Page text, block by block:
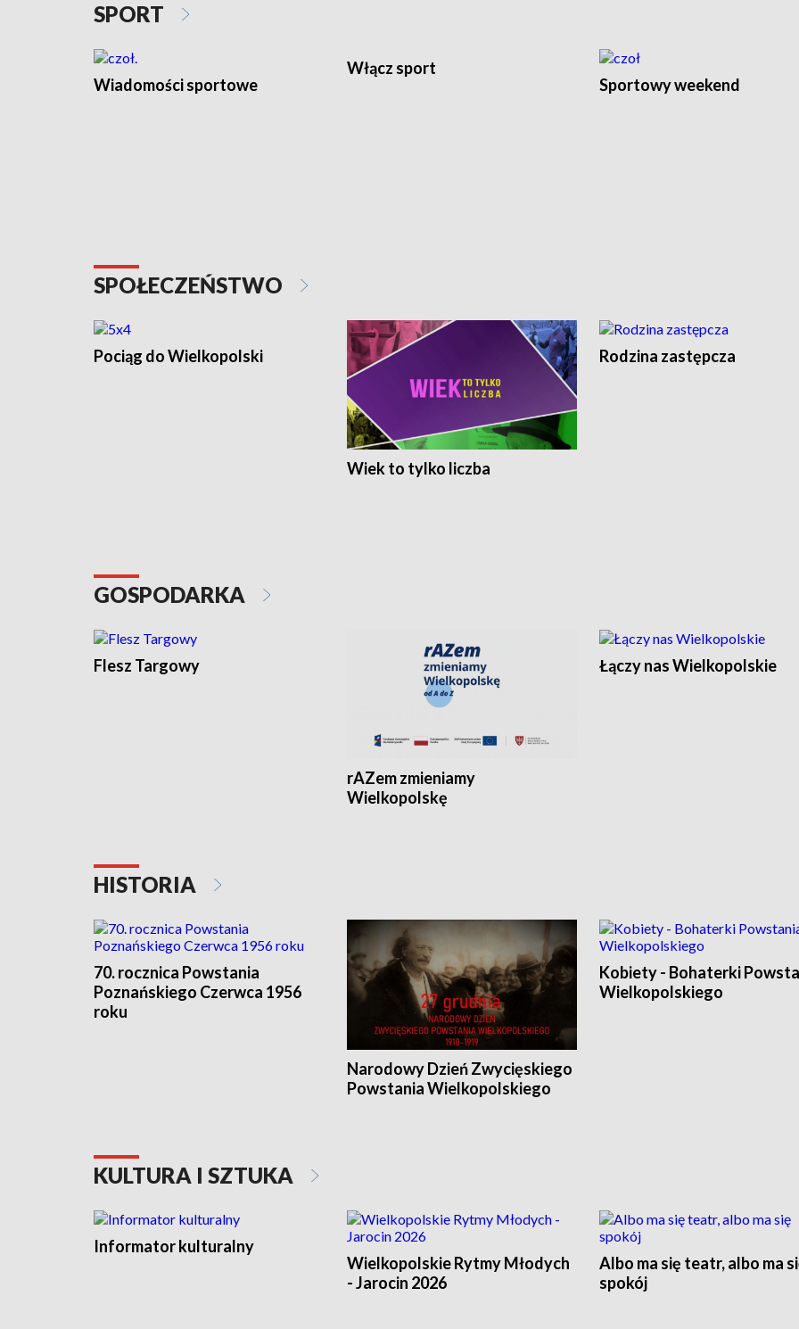
SPORT
Wiadomości sportowe Sportowy weekend
SPOŁECZEŃSTWO
Pociąg do Wielkopolski
Wiek to tylko liczba
Rodzina zastępcza
GOSPODARKA
Flesz Targowy
rAZem zmieniamy
Wielkopolskę
Łączy nas Wielkopolskie
HISTORIA
70. rocznica Powstania
Poznańskiego Czerwca 1956
roku
Narodowy Dzień Zwycięskiego
Powstania Wielkopolskiego
Kobiety - Bohaterki
Wielkopolskiego
KULTURA I SZTUKA
Informator kulturalny
Wielkopolskie Rytmy Młodych
- Jarocin 2026
Albo ma się teatr, albo ma
spokój